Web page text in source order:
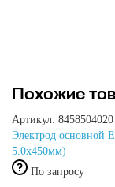
Похожие
Артикул: 8458504020
Электрод основной
5.0x450мм)
По запросу